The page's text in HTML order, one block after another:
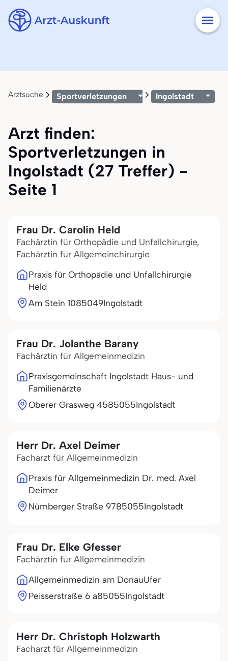
Arztsuche Sportverletzungen Ingolstadt
Arzt finden:
Sportverletzungen in
Ingolstadt (27 Treffer) -
Seite 1
Frau Dr. Carolin Held
Fachärztin für Orthopädie und Unfallchirurgie,
Fachärztin für Allgemeinchirurgie
Praxis für Orthopädie und Unfallchirurgie
Held
Am Stein 1085049Ingolstadt
Frau Dr. Jolanthe Barany
Fachärztin für Allgemeinmedizin
Praxisgemeinschaft Ingolstadt Haus- und
Familienärzte
Oberer Grasweg 4585055Ingolstadt
Herr Dr. Axel Deimer
Facharzt für Allgemeinmedizin
Praxis für Allgemeinmedizin Dr. med. Axel
Deimer
Nürnberger Straße 9785055Ingolstadt
Frau Dr. Elke Gfesser
Fachärztin für Allgemeinmedizin
Allgemeinmedizin am DonauUfer
Peisserstraße 6 a85055Ingolstadt
Herr Dr. Christoph Holzwarth
Facharzt für Allgemeinmedizin